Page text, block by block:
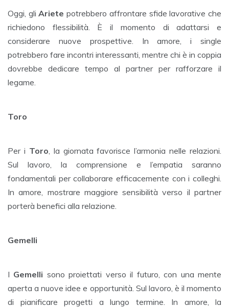
Oggi, gliAriete potrebbero affrontare sfide lavorative che
richiedono flessibilità. È il momento di adattarsi e
considerare nuove prospettive. In amore, i single
potrebbero fare incontri interessanti, mentre chi è in coppia
dovrebbe dedicare tempo al partner per rafforzare il
legame.
Toro
Per i Toro, la giornata favorisce l’armonia nelle relazioni.
Sul lavoro, la comprensione e l’empatia saranno
fondamentali per collaborare efficacemente con i colleghi.
In amore, mostrare maggiore sensibilità verso il partner
porterà benefici alla relazione.
Gemelli
I Gemelli sono proiettati verso il futuro, con una mente
aperta a nuove idee e opportunità. Sul lavoro, è il momento
di pianificare progetti a lungo termine. In amore, la